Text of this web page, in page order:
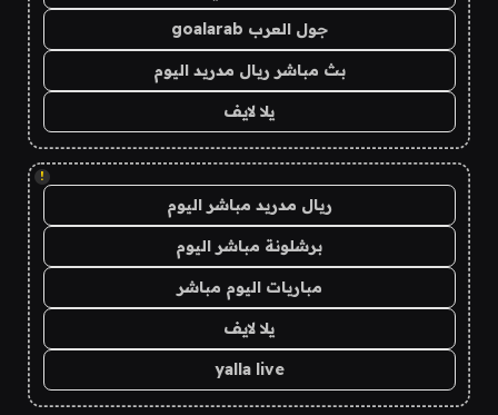
جول العرب goalarab
بث مباشر ريال مدريد اليوم
يلا لايف
!
ريال مدريد مباشر اليوم
برشلونة مباشر اليوم
مباريات اليوم مباشر
يلا لايف
yalla live